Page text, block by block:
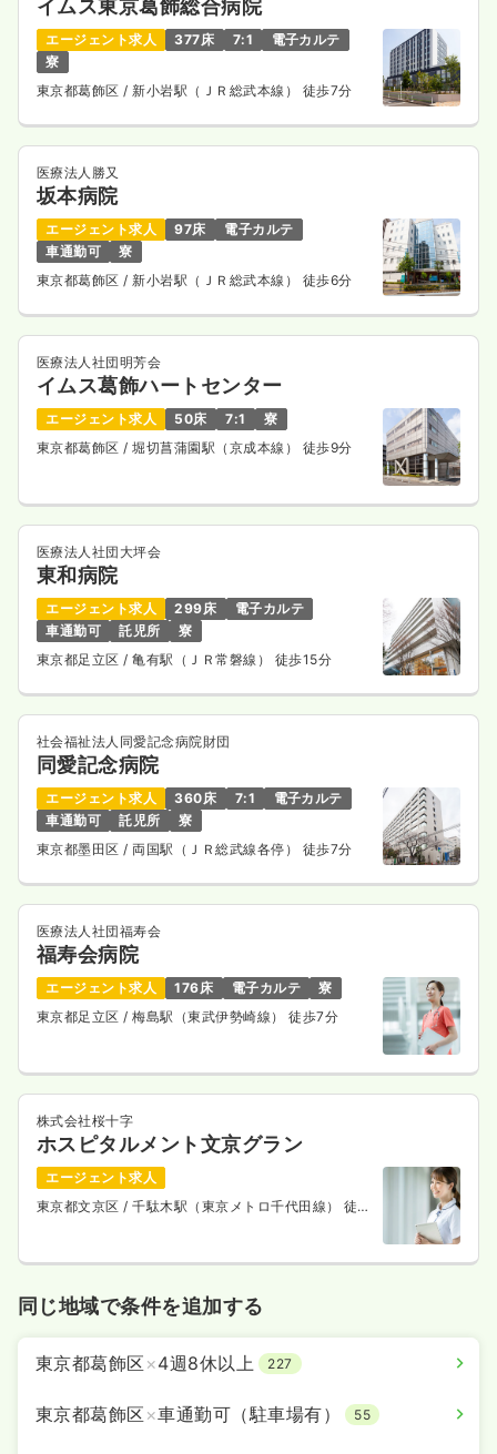
イムス東京葛飾総合病院
エージェント求人 377床 7:1
電子カルテ
寮
東京都葛飾区/ 新小岩駅（ＪＲ総武本線） 徒歩7分
医療法人勝又
坂本病院
エージェント求人 97床
電子カルテ
車通勤可
寮
東京都葛飾区/ 新小岩駅（ＪＲ総武本線） 徒歩6分
医療法人社団明芳会
イムス葛飾ハートセンター
エージェント求人 50床 7:1
寮
東京都葛飾区/ 堀切菖蒲園駅（京成本線） 徒歩9分
医療法人社団大坪会
東和病院
エージェント求人 299床
電子カルテ
車通勤可
託児所
寮
東京都足立区/ 亀有駅（ＪＲ常磐線） 徒歩15分
社会福祉法人同愛記念病院財団
同愛記念病院
エージェント求人 360床 7:1
電子カルテ
車通勤可
託児所
寮
東京都墨田区/ 両国駅（ＪＲ総武線各停） 徒歩7分
医療法人社団福寿会
福寿会病院
エージェント求人 176床 電子カルテ
寮
東京都足立区/ 梅島駅（東武伊勢崎線） 徒歩7分
株式会社桜十字
ホスピタルメント文京グラン
エージェント求人
東京都文京区/ 千駄木駅（東京メトロ千代田線） 徒歩
同じ地域で条件を追加する
東京都葛飾区 ×4週8休以上 227
東京都葛飾区 ×車通勤可（駐車場有） 55